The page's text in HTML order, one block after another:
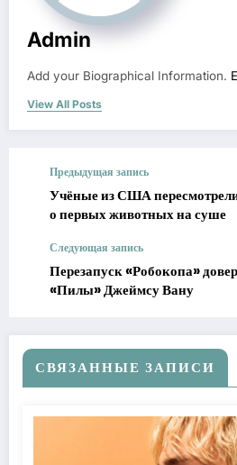
Admin
Add your Biographical Information.
View All Posts
Предыдущая запись
Учёные из США
о первых животных на суше
Следующая запись
Перезапуск «Робокопа»
«Пилы» Джеймсу Вану
СВЯЗАННЫЕ ЗАПИСИ